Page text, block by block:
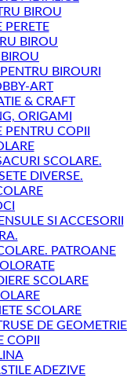
BIROU
PERETE
BIROU
BIROURI
ART
& CRAFT
ORIGAMI
PENTRU COPII
SCOLARE.
DIVERSE.
SI ACCESORII
PATROANE
SCOLARE
SCOLARE
DE GEOMETRIE
COPII
ADEZIVE